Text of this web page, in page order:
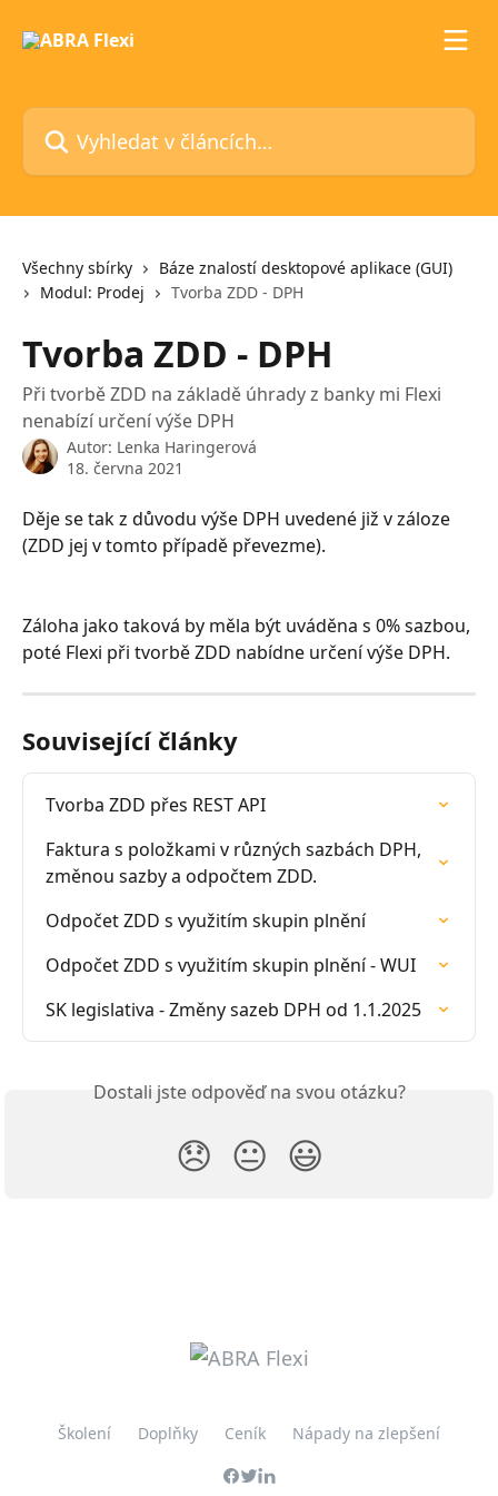
Vyhledat v článcích…
Všechny sbírky
Báze znalostí desktopové aplikace (GUI)
Modul: Prodej
Tvorba ZDD - DPH
Tvorba ZDD - DPH
Při tvorbě ZDD na základě úhrady z banky mi Flexi
nenabízí určení výše DPH
Autor: Lenka Haringerová
18. června 2021
Děje se tak z důvodu výše DPH uvedené již v záloze
(ZDD jej v tomto případě převezme).
Záloha jako taková by měla být uváděna s 0% sazbou,
poté Flexi při tvorbě ZDD nabídne určení výše DPH.
Související články
Tvorba ZDD přes REST API
Faktura s položkami v různých sazbách DPH,
změnou sazby a odpočtem ZDD.
Odpočet ZDD s využitím skupin plnění
Odpočet ZDD s využitím skupin plnění - WUI
SK legislativa - Změny sazeb DPH od 1.1.2025
Dostali jste odpověď na svou otázku?
😞 😐 😃
Školení Doplňky Ceník Nápady na zlepšení